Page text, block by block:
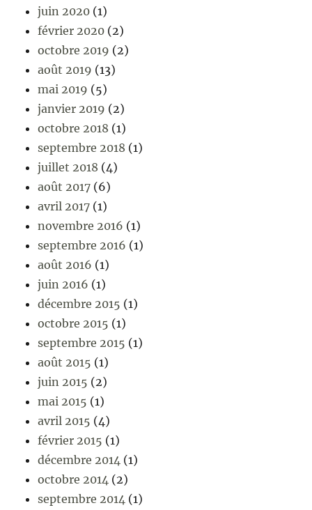
juin 2020 (1)
février 2020 (2)
octobre 2019 (2)
août 2019 (13)
mai 2019 (5)
janvier 2019 (2)
octobre 2018 (1)
septembre 2018 (1)
juillet 2018 (4)
août 2017 (6)
avril 2017 (1)
novembre 2016 (1)
septembre 2016 (1)
août 2016 (1)
juin 2016 (1)
décembre 2015 (1)
octobre 2015 (1)
septembre 2015 (1)
août 2015 (1)
juin 2015 (2)
mai 2015 (1)
avril 2015 (4)
février 2015 (1)
décembre 2014 (1)
octobre 2014 (2)
septembre 2014 (1)